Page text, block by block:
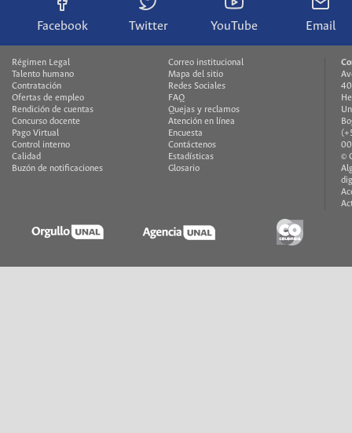
Facebook Twitter YouTube Email
Régimen Legal
Talento humano
Contratación
Ofertas de empleo
Rendición de cuentas
Concurso docente
Pago Virtual
Control interno
Calidad
Buzón de notificaciones
Correo institucional
Mapa del sitio
Redes Sociales
FAQ
Quejas y reclamos
Atención en línea
Encuesta
Contáctenos
Estadísticas
Glosario
©